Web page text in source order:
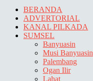
YouTube
BERANDA
ADVERTORIAL
KANAL PILKADA
SUMSEL
Banyuasin
Musi Banyuasin
Palembang
Ogan Ilir
Lahat